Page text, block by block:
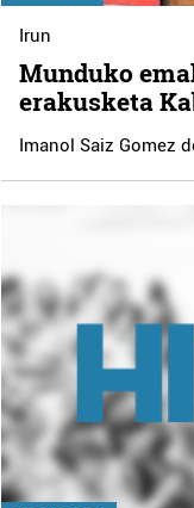
Irun
Munduko
erakusketa
Imanol Saiz Gomez